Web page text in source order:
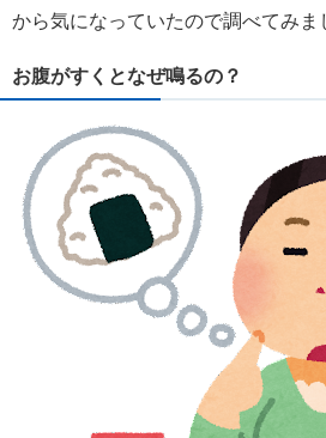
から気になっていたので調べてみま
お腹がすくとなぜ鳴るの？